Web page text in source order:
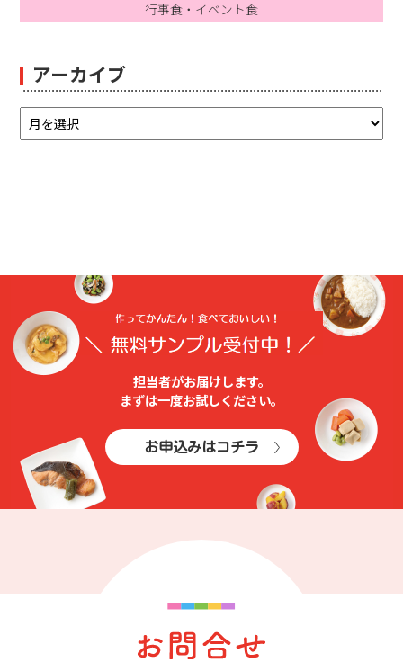
行事食・イベント食
アーカイブ
担当者がお届けします。
まずは⼀度お試しください。
お申込みはコチラ